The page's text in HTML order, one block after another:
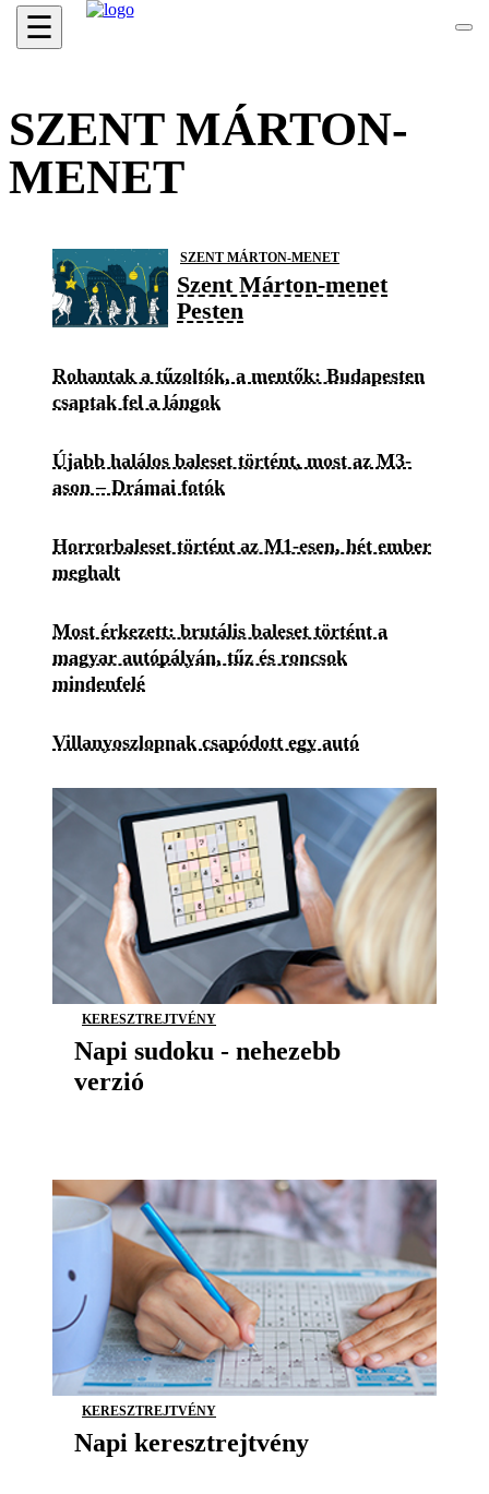
☰
SZENT MÁRTON-
MENET
SZENT MÁRTON-MENET
Szent Márton-menet
Pesten
Rohantak a tűzoltók, a mentők: Budapesten
csaptak fel a lángok
Újabb halálos baleset történt, most az M3-
ason – Drámai fotók
Horrorbaleset történt az M1-esen, hét ember
meghalt
Most érkezett: brutális baleset történt a
magyar autópályán, tűz és roncsok
mindenfelé
Villanyoszlopnak csapódott egy autó
KERESZTREJTVÉNY
Napi sudoku - nehezebb
verzió
KERESZTREJTVÉNY
Napi keresztrejtvény